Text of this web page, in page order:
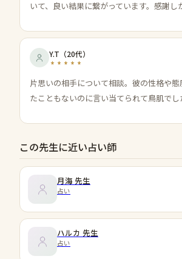
いて、良い結果に繋がっています。感謝し
Y.T （20代）
片思いの相手について相談。彼の性格や態
たこともないのに言い当てられて鳥肌でし
この先生に近い占い師
月海 先生
占い
ハルカ 先生
占い